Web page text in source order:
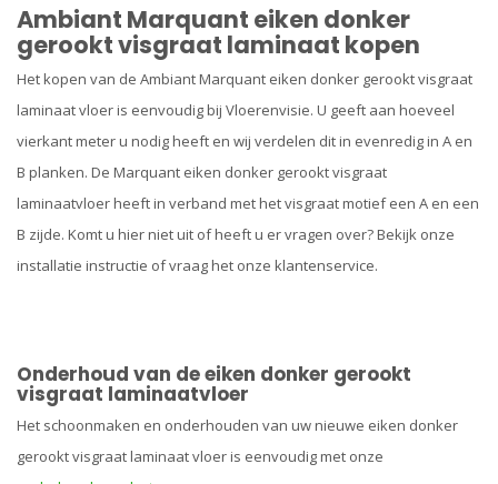
Ambiant Marquant eiken donker
gerookt visgraat laminaat kopen
Het kopen van de Ambiant Marquant eiken donker gerookt visgraat
laminaat vloer is eenvoudig bij Vloerenvisie. U geeft aan hoeveel
vierkant meter u nodig heeft en wij verdelen dit in evenredig in A en
B planken. De Marquant eiken donker gerookt visgraat
laminaatvloer heeft in verband met het visgraat motief een A en een
B zijde. Komt u hier niet uit of heeft u er vragen over? Bekijk onze
installatie instructie of vraag het onze klantenservice.
Onderhoud van de eiken donker gerookt
visgraat laminaatvloer
Het schoonmaken en onderhouden van uw nieuwe eiken donker
gerookt visgraat laminaat vloer is eenvoudig met onze